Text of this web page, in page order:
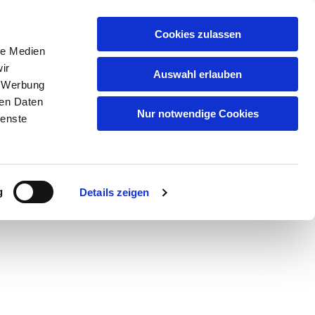
Medien
Daten
Details zeigen
Cookies zulassen
Auswahl erlauben
Nur notwendige Cookies
Artikelsuche
Warenkorb
Qualität Partner/Marken Kontakt
Datenschutz.